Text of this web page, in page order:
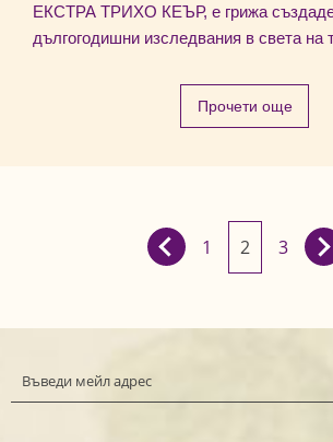
ЕКСТРА ТРИХО КЕЪР, е грижа
дългогодишни изследвания в света на
Прочети още
1 2 3